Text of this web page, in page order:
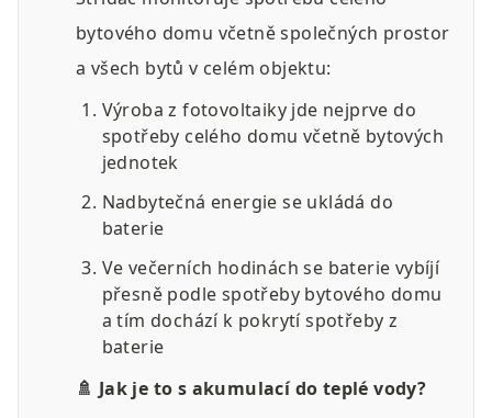
bytového domu včetně společných prostor
a všech bytů v celém objektu:
Výroba z fotovoltaiky jde nejprve do
spotřeby celého domu včetně bytových
jednotek
Nadbytečná energie se ukládá do
baterie
Ve večerních hodinách se baterie vybíjí
přesně podle spotřeby bytového domu
a tím dochází k pokrytí spotřeby z
baterie
🚿 Jak je to s akumulací do teplé vody?